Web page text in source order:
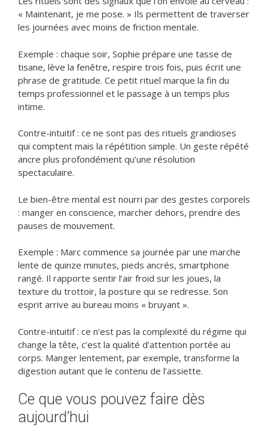
« Maintenant, je me pose. » Ils permettent de traverser
les journées avec moins de friction mentale.
Exemple : chaque soir, Sophie prépare une tasse de
tisane, lève la fenêtre, respire trois fois, puis écrit une
phrase de gratitude. Ce petit rituel marque la fin du
temps professionnel et le passage à un temps plus
intime.
Contre-intuitif : ce ne sont pas des rituels grandioses
qui comptent mais la répétition simple. Un geste répété
ancre plus profondément qu’une résolution
spectaculaire.
Le bien-être mental est nourri par des gestes corporels
: manger en conscience, marcher dehors, prendre des
pauses de mouvement.
Exemple : Marc commence sa journée par une marche
lente de quinze minutes, pieds ancrés, smartphone
rangé. Il rapporte sentir l’air froid sur les joues, la
texture du trottoir, la posture qui se redresse. Son
esprit arrive au bureau moins « bruyant ».
Contre-intuitif : ce n’est pas la complexité du régime qui
change la tête, c’est la qualité d’attention portée au
corps. Manger lentement, par exemple, transforme la
digestion autant que le contenu de l’assiette.
Ce que vous pouvez faire dès
aujourd’hui